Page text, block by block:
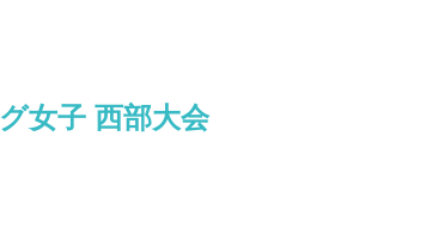
女子 西部大会